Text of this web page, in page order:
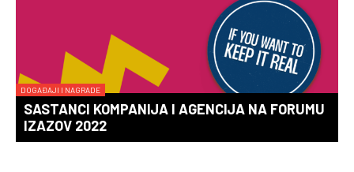
DOGAĐAJI I NAGRADE
SASTANCI KOMPANIJA I AGENCIJA NA FORUMU
IZAZOV 2022